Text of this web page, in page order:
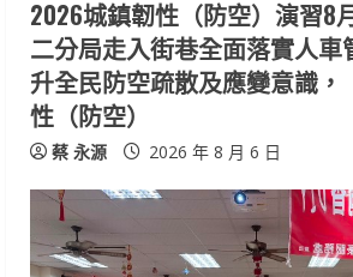
n
g
2026城鎮韌性（防空）演習8
二分局走入街巷全面落實人車
升全民防空疏散及應變意識，
性（防空）
蔡 永源 2026 年 8 月 6 日